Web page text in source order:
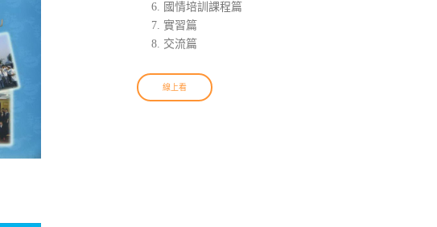
國情培訓課程篇
實習篇
交流篇
線上看